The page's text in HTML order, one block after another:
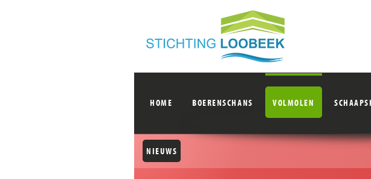
HOME BOERENSCHANS VOLMOLEN
NIEUWS